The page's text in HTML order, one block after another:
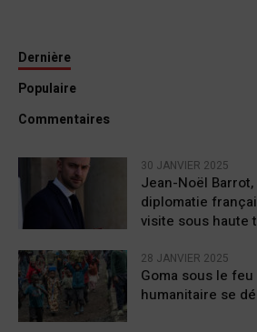
Dernière
Populaire
Commentaires
30 JANVIER 2025
Jean-Noël
diplomatie
visite sous haute
28 JANVIER 2025
Goma sous le
humanitaire se